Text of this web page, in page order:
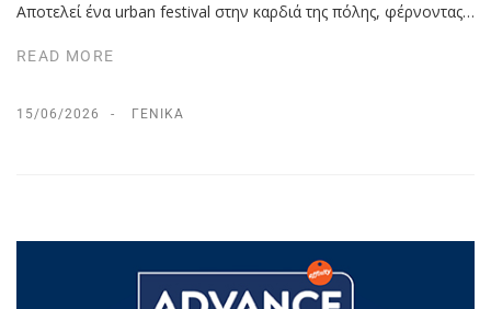
Αποτελεί ένα urban festival στην καρδιά της πόλης, φέρνοντας…
READ MORE
15/06/2026 ΓΕΝΙΚΆ